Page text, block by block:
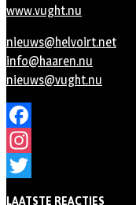
www.vught.nu
nieuws@helvoirt.net
info@haaren.nu
nieuws@vught.nu
Facebook
Instagram